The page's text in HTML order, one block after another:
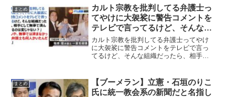
統領を訪問した際に「私の心の支えは池
田大作という男」などと発言し...
まとめ
カルト宗教を批判してる弁護士っ
てやけに大袈裟に警告コメントを
テレビで言ってるけど、そんな組
織だったら、相手にして無事で済
んでるのは変じゃない？
カルト宗教を批判してる弁護士ってやけ
に大袈裟に警告コメントをテレビで言っ
てるけど、そんな組織だったら、相手に
けに大袈裟に警告コメントをテレビで言
ってるけど、そんな組織だっ...
まとめ
【ブーメラン】立憲・石垣のりこ
氏に統一教会系の新聞だと名指し